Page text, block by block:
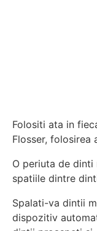
Folositi ata in
Flosser, folosirea
O periuta de
spatiile dintre
Spalati-va dintii
dispozitiv